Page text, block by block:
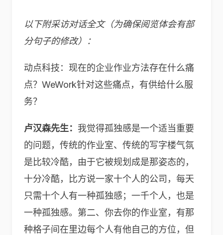
以下附采访对话全文（为确保阅览体会有部
分句子的修改）：
动点科技：现在的企业作业方法存在什么痛
点？WeWork针对这些痛点，有供给什么服
务？
卢汉森先生： 我觉得孤独感是一个适当重要
的问题，传统的作业室、传统的写字楼气氛
是比较冷酷，由于它被规划成是那姿态的，
十分冷酷，比方说一家十个人的公司，每天
只需十个人有一种孤独感；一千个人，也是
一种孤独感。第二、你去你的作业室，有那
种格子间在里边每个人有他自己的方位，但